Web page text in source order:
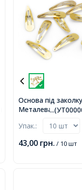
Основа під заколку
Металева,
Упак.:
43,00 грн. / 10 шт